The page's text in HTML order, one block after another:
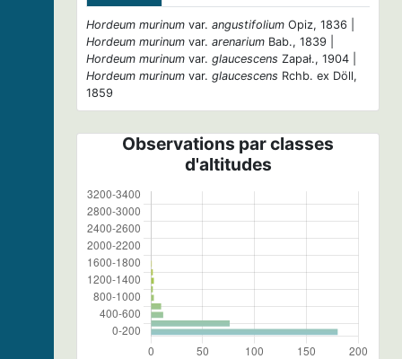
Hordeum murinum var. angustifolium Opiz, 1836 |
Hordeum murinum var. arenarium Bab., 1839 |
Hordeum murinum var. glaucescens Zapał., 1904 |
Hordeum murinum var. glaucescens Rchb. ex Döll,
1859
Observations par classes
d'altitudes